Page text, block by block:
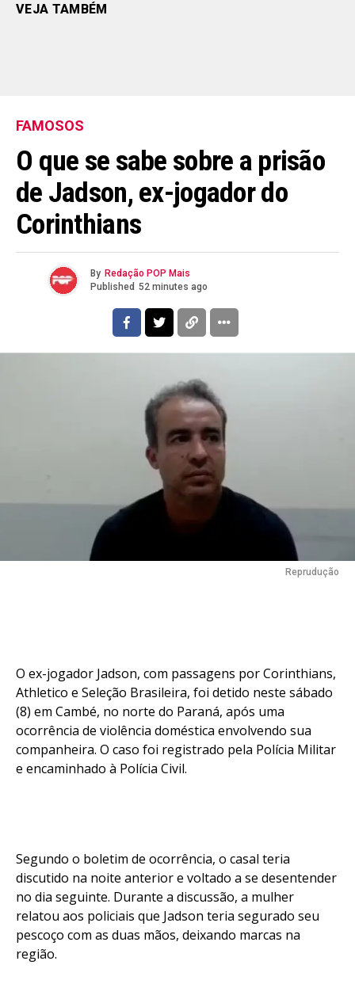
VEJA TAMBÉM
FAMOSOS
O que se sabe sobre a prisão
de Jadson, ex-jogador do
Corinthians
By Redação POP Mais
Published 52 minutes ago
Reprudução
O ex-jogador Jadson, com passagens por Corinthians,
Athletico e Seleção Brasileira, foi detido neste sábado
(8) em Cambé, no norte do Paraná, após uma
ocorrência de violência doméstica envolvendo sua
companheira. O caso foi registrado pela Polícia Militar
e encaminhado à Polícia Civil.
Segundo o boletim de ocorrência, o casal teria
discutido na noite anterior e voltado a se desentender
no dia seguinte. Durante a discussão, a mulher
relatou aos policiais que Jadson teria segurado seu
pescoço com as duas mãos, deixando marcas na
região.